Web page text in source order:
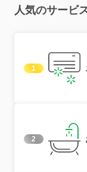
人気のサービ
1
2